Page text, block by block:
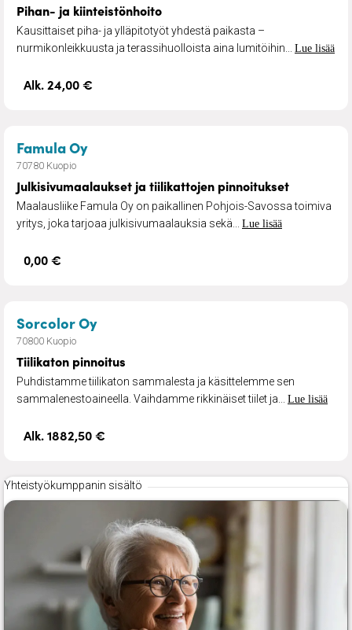
Pihan- ja kiinteistönhoito
Kausittaiset piha- ja ylläpitotyöt yhdestä paikasta –
nurmikonleikkuusta ja terassihuolloista aina lumitöihin... Lue lisää
Alk. 24,00 €
Famula Oy– Julkisivumaalaukset ja tiilikattojen
70780 Kuopio
Julkisivumaalaukset ja tiilikattojen pinnoitukset
Maalausliike Famula Oy on paikallinen Pohjois-Savossa toimiva
yritys, joka tarjoaa julkisivumaalauksia sekä... Lue lisää
0,00 €
Sorcolor Oy– Tiilikaton pinnoitus
70800 Kuopio
Tiilikaton pinnoitus
Puhdistamme tiilikaton sammalesta ja käsittelemme sen
sammalenestoaineella. Vaihdamme rikkinäiset tiilet ja... Lue lisää
Alk. 1882,50 €
Yhteistyökumppanin sisältö